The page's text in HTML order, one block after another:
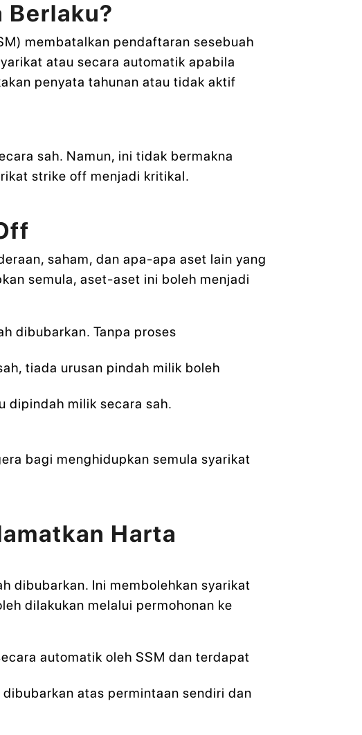
Berlaku?
membatalkan pendaftaran sesebuah
atau secara automatik apabila
penyata tahunan atau tidak aktif
sah. Namun, ini tidak bermakna
strike off menjadi kritikal.
saham, dan apa-apa aset lain yang
semula, aset-aset ini boleh menjadi
dibubarkan. Tanpa proses
tiada urusan pindah milik boleh
dipindah milik secara sah.
bagi menghidupkan semula syarikat
Harta
dibubarkan. Ini membolehkan syarikat
dilakukan melalui permohonan ke
automatik oleh SSM dan terdapat
atas permintaan sendiri dan